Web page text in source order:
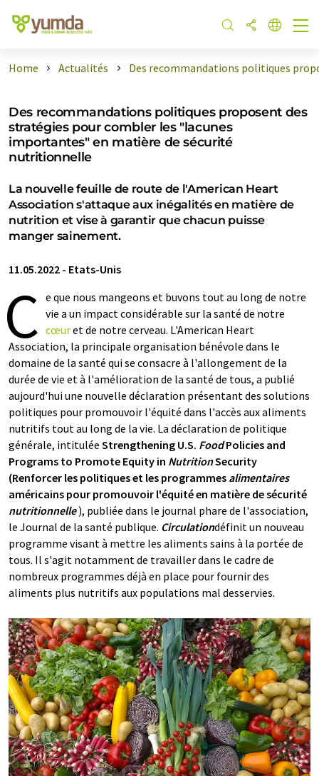
Home Actualités Des recommandations politiques
Des recommandations politiques proposent des
stratégies pour combler les "lacunes
importantes" en matière de sécurité
nutritionnelle
La nouvelle feuille de route de l'American Heart
Association s'attaque aux inégalités en matière de
nutrition et vise à garantir que chacun puisse
manger sainement.
11.05.2022 - Etats-Unis
C e que nous mangeons et buvons tout au long de notre
vie a un impact considérable sur la santé de notre
cœuret de notre cerveau. L'American Heart
Association, la principale organisation bénévole dans le
domaine de la santé qui se consacre à l'allongement de la
durée de vie et à l'amélioration de la santé de tous, a publié
aujourd'hui une nouvelle déclaration présentant des solutions
politiques pour promouvoir l'équité dans l'accès aux aliments
nutritifs tout au long de la vie. La déclaration de politique
générale, intitulée Strengthening U.S. FoodPolicies and
Programs to Promote Equity in NutritionSecurity
(Renforcer les politiques et les programmes alimentaires
américains pour promouvoir l'équité en matière de sécurité
nutritionnelle), publiée dans le journal phare de l'association,
le Journal de la santé publique. Circulationdéfinit un nouveau
programme visant à mettre les aliments sains à la portée de
tous. Il s'agit notamment de travailler dans le cadre de
nombreux programmes déjà en place pour fournir des
aliments plus nutritifs aux populations mal desservies.